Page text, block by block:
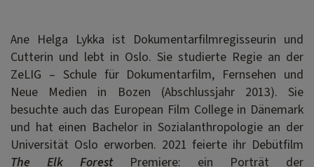
Ane Helga Lykka ist Dokumentarfilmregisseurin und
Cutterin und lebt in Oslo. Sie studierte Regie an der
ZeLIG – Schule für Dokumentarfilm, Fernsehen und
Neue Medien in Bozen (Abschlussjahr 2013). Sie
besuchte auch das European Film College in Dänemark
und hat einen Bachelor in Sozialanthropologie an der
Universität Oslo erworben. 2021 feierte ihr Debütfilm
The Elk ForestPremiere: ein Porträt der